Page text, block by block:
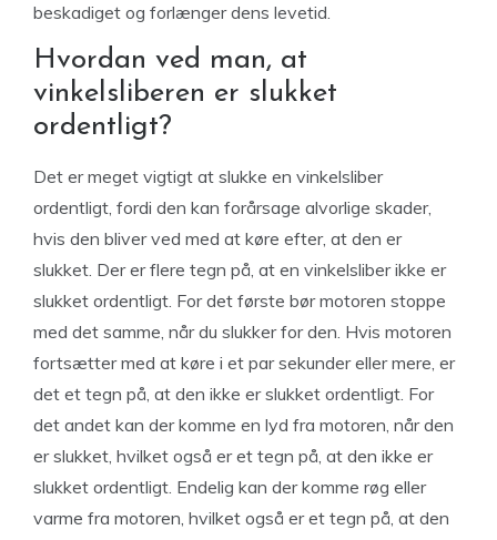
beskadiget og forlænger dens levetid.
Hvordan ved man, at
vinkelsliberen er slukket
ordentligt?
Det er meget vigtigt at slukke en vinkelsliber
ordentligt, fordi den kan forårsage alvorlige skader,
hvis den bliver ved med at køre efter, at den er
slukket. Der er flere tegn på, at en vinkelsliber ikke er
slukket ordentligt. For det første bør motoren stoppe
med det samme, når du slukker for den. Hvis motoren
fortsætter med at køre i et par sekunder eller mere, er
det et tegn på, at den ikke er slukket ordentligt. For
det andet kan der komme en lyd fra motoren, når den
er slukket, hvilket også er et tegn på, at den ikke er
slukket ordentligt. Endelig kan der komme røg eller
varme fra motoren, hvilket også er et tegn på, at den